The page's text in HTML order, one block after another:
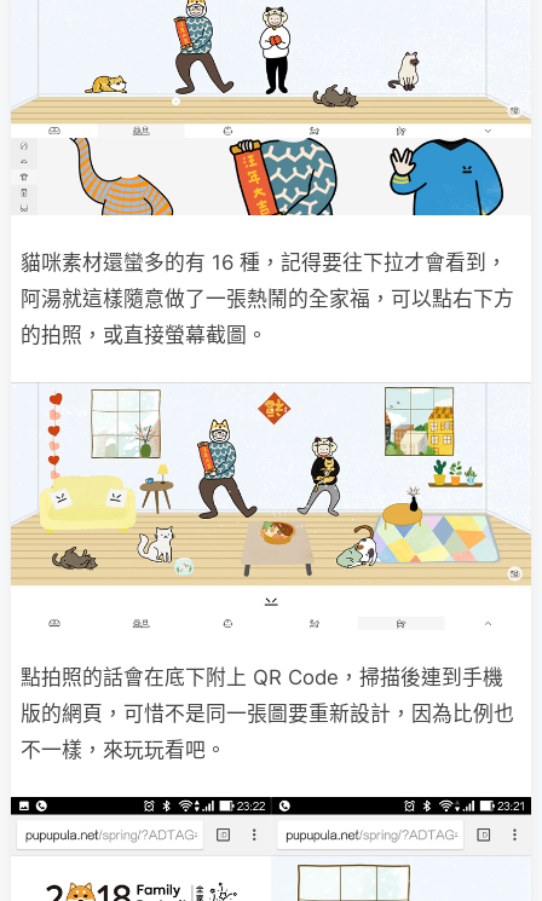
貓咪素材還蠻多的有 16 種，記得要往下拉才會看到，
阿湯就這樣隨意做了一張熱鬧的全家福，可以點右下方
的拍照，或直接螢幕截圖。
點拍照的話會在底下附上 QR Code，掃描後連到手機
版的網頁，可惜不是同一張圖要重新設計，因為比例也
不一樣，來玩玩看吧。